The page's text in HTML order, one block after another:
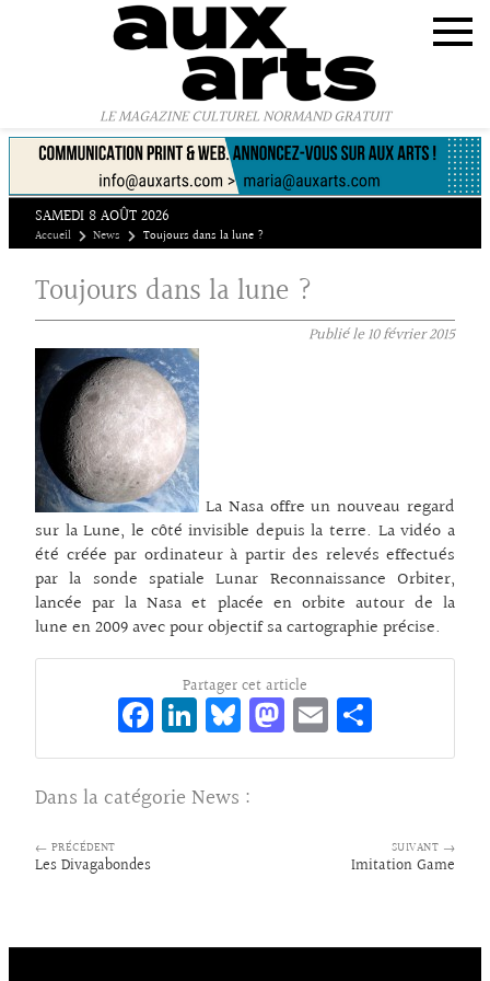
LE MAGAZINE CULTUREL NORMAND GRATUIT
SAMEDI 8 AOÛT 2026
Accueil News Toujours dans la lune ?
Toujours dans la lune ?
Publié le10 février 2015
La Nasa offre un nouveau regard
sur la Lune, le côté invisible depuis la terre. La vidéo a
été créée par ordinateur à partir des relevés effectués
par la sonde spatiale Lunar Reconnaissance Orbiter,
lancée par la Nasa et placée en orbite autour de la
lune en 2009 avec pour objectif sa cartographie précise.
Partager cet article
Fa
ce
bo
o
Li
n
ke
dI
Bl
ue
sk
M
as
E
m rt
Dans la catégorie News :
← PRÉCÉDENT
Les Divagabondes
SUIVANT →
Imitation Game
Panneau de gestion des cookies